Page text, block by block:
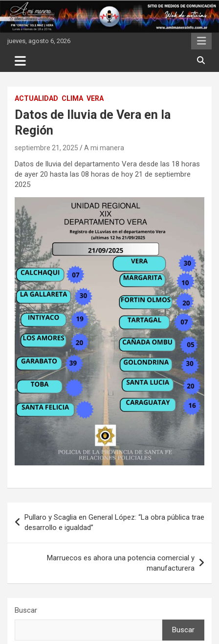
to
content
jueves, agosto 6, 2026
ACTUALIDAD CLIMA VERA
Datos de lluvia de Vera en la
Región
septiembre 21, 2025 A mi manera
Datos de lluvia del departamento Vera desde las 18 horas
de ayer 20 hasta las 08 horas de hoy 21 de septiembre
2025
de
entradas
Pullaro y Scaglia en General López: “La obra pública trae
desarrollo e igualdad”
Marruecos es ahora una potencia comercial y
manufacturera
Buscar
Buscar